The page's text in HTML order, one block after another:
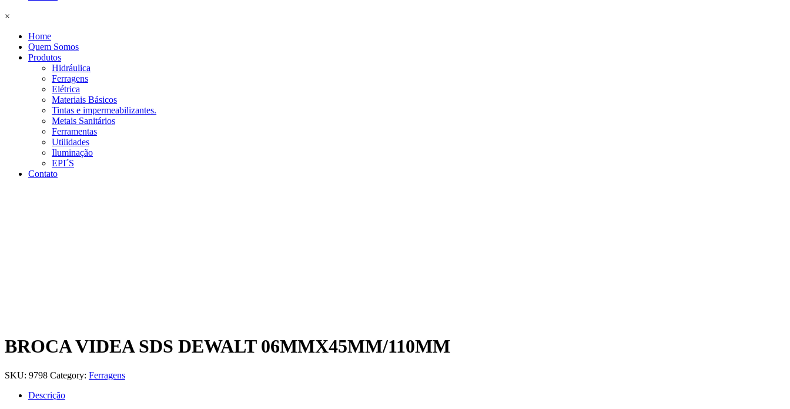
×
Home
Quem Somos
Produtos
Hidráulica
Ferragens
Elétrica
Materiais Básicos
Tintas e impermeabilizantes.
Metais Sanitários
Ferramentas
Utilidades
Iluminação
EPI´S
Contato
BROCA VIDEA SDS DEWALT 06MMX45MM/110MM
SKU: 9798 Category: Ferragens
Descrição